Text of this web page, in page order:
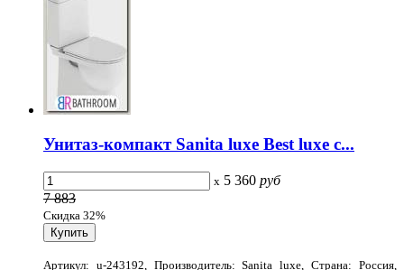
Унитаз-компакт Sanita luxe Best luxe с...
x 5 360 руб
7 883
Скидка 32%
Артикул: u-243192, Производитель: Sanita luxe, Страна: Россия,